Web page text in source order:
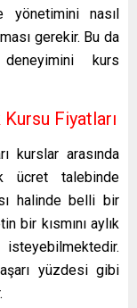
yönetimini nasıl
gerekir. Bu da
kurs
Fiyatları
kurslar arasında
ücret talebinde
halinde belli bir
bir kısmını aylık
yüzdesi gibi